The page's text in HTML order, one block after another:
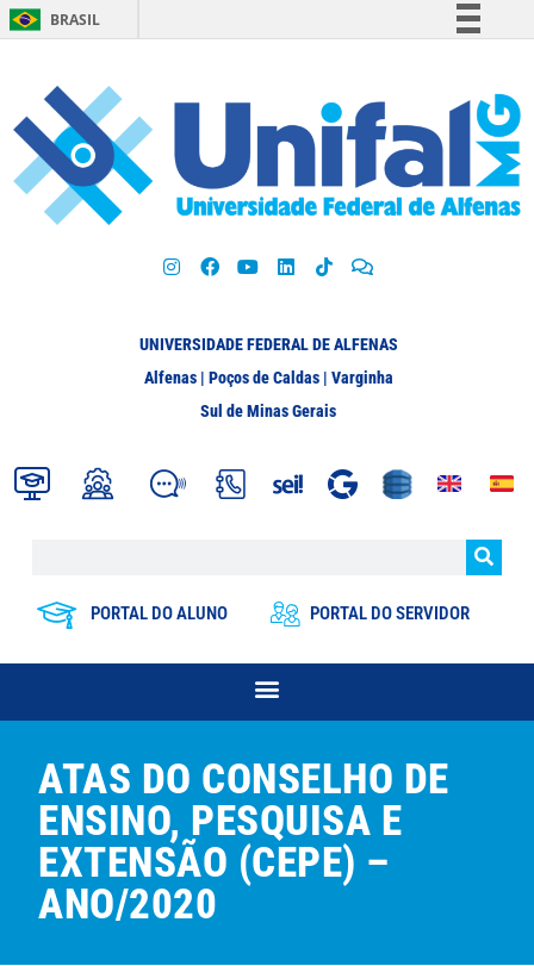
BRASIL
Participe
Acesso à informação
Legislação
UNIVERSIDADE FEDERAL DE ALFENAS
Alfenas | Poços de Caldas | Varginha
Sul de Minas Gerais
PORTAL DO ALUNO PORTAL DO SERVIDOR
ATAS DO CONSELHO DE
ENSINO, PESQUISA E
EXTENSÃO (CEPE) –
ANO/2020